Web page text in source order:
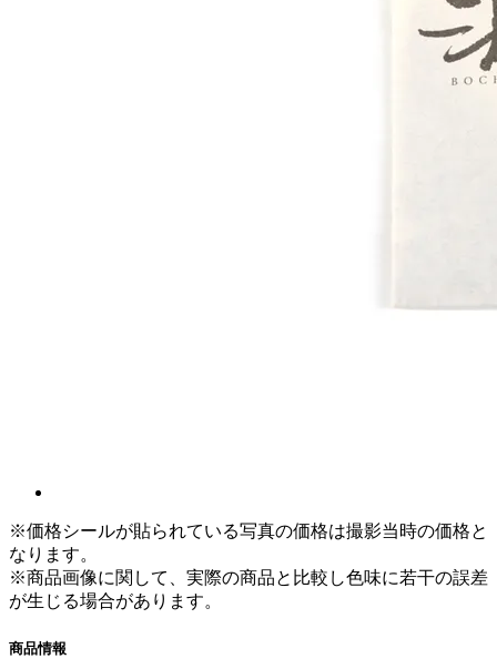
※価格シールが貼られている写真の価格は撮影当時の価格と
なります。
※商品画像に関して、実際の商品と比較し色味に若干の誤差
が生じる場合があります。
商品情報